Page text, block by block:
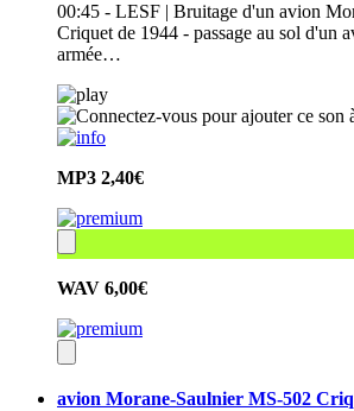
00:45 - LESF | Bruitage d'un avion
Criquet de 1944 - passage au sol d'un
armée…
MP3 2,40€
WAV 6,00€
avion Morane-Saulnier MS-502